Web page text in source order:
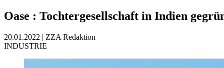
Oase : Tochtergesellschaft in Indien
20.01.2022 | ZZA Redaktion
INDUSTRIE